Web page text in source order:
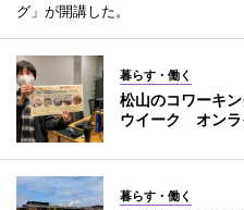
グ」が開講した。
暮らす・働く
松山のコワーキ
ウイーク オンラ
暮らす・働く